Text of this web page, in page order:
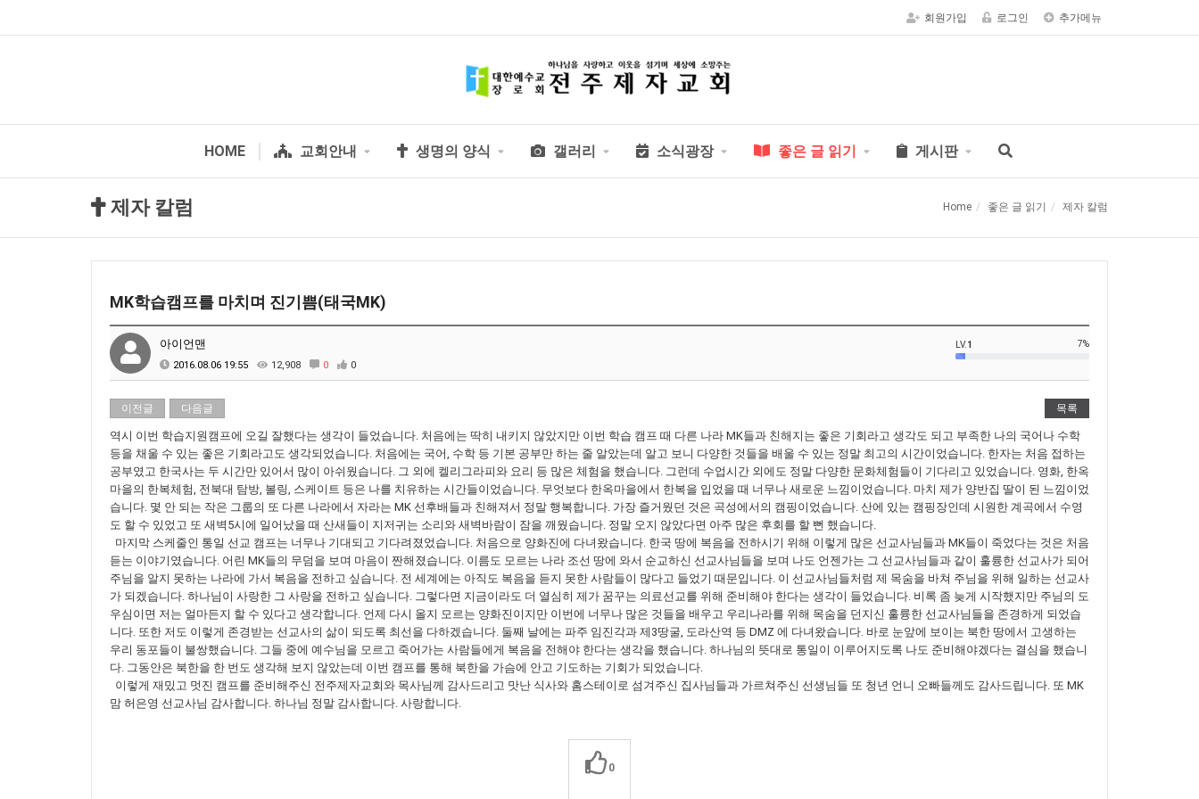
회원가입 로그인 추가메뉴
HOME 교회안내 생명의 양식 갤러리 소식광장 좋은 글 읽기 게시판
제자 칼럼 Home 좋은 글 읽기 제자 칼럼
MK학습캠프를 마치며 진기쁨(태국MK)
아이언맨
2016.08.06 19:55 12,908 0 0
LV.1 7%
이전글 다음글 목록
역시 이번 학습지원캠프에 오길 잘했다는 생각이 들었습니다. 처음에는 딱히 내키지 않았지만 이번 학습 캠프 때 다른 나라 MK들과 친해지는 좋은 기회라고 생각도 되고 부족한 나의 국어나 수학
등을 채울 수 있는 좋은 기회라고도 생각되었습니다. 처음에는 국어, 수학 등 기본 공부만 하는 줄 알았는데 알고 보니 다양한 것들을 배울 수 있는 정말 최고의 시간이었습니다. 한자는 처음 접하는
공부였고 한국사는 두 시간만 있어서 많이 아쉬웠습니다. 그 외에 켈리그라피와 요리 등 많은 체험을 했습니다. 그런데 수업시간 외에도 정말 다양한 문화체험들이 기다리고 있었습니다. 영화, 한옥
마을의 한복체험, 전북대 탐방, 볼링, 스케이트 등은 나를 치유하는 시간들이었습니다. 무엇보다 한옥마을에서 한복을 입었을 때 너무나 새로운 느낌이었습니다. 마치 제가 양반집 딸이 된 느낌이었
습니다. 몇 안 되는 작은 그룹의 또 다른 나라에서 자라는 MK 선후배들과 친해져서 정말 행복합니다. 가장 즐거웠던 것은 곡성에서의 캠핑이었습니다. 산에 있는 캠핑장인데 시원한 계곡에서 수영
도 할 수 있었고 또 새벽5시에 일어났을 때 산새들이 지저귀는 소리와 새벽바람이 잠을 깨웠습니다. 정말 오지 않았다면 아주 많은 후회를 할 뻔 했습니다.
마지막 스케줄인 통일 선교 캠프는 너무나 기대되고 기다려졌었습니다. 처음으로 양화진에 다녀왔습니다. 한국 땅에 복음을 전하시기 위해 이렇게 많은 선교사님들과 MK들이 죽었다는 것은 처음
듣는 이야기였습니다. 어린 MK들의 무덤을 보며 마음이 짠해졌습니다. 이름도 모르는 나라 조선 땅에 와서 순교하신 선교사님들을 보며 나도 언젠가는 그 선교사님들과 같이 훌륭한 선교사가 되어
주님을 알지 못하는 나라에 가서 복음을 전하고 싶습니다. 전 세계에는 아직도 복음을 듣지 못한 사람들이 많다고 들었기 때문입니다. 이 선교사님들처럼 제 목숨을 바쳐 주님을 위해 일하는 선교사
가 되겠습니다. 하나님이 사랑한 그 사랑을 전하고 싶습니다. 그렇다면 지금이라도 더 열심히 제가 꿈꾸는 의료선교를 위해 준비해야 한다는 생각이 들었습니다. 비록 좀 늦게 시작했지만 주님의 도
우심이면 저는 얼마든지 할 수 있다고 생각합니다. 언제 다시 올지 모르는 양화진이지만 이번에 너무나 많은 것들을 배우고 우리나라를 위해 목숨을 던지신 훌륭한 선교사님들을 존경하게 되었습
니다. 또한 저도 이렇게 존경받는 선교사의 삶이 되도록 최선을 다하겠습니다. 둘째 날에는 파주 임진각과 제3땅굴, 도라산역 등 DMZ 에 다녀왔습니다. 바로 눈앞에 보이는 북한 땅에서 고생하는
우리 동포들이 불쌍했습니다. 그들 중에 예수님을 모르고 죽어가는 사람들에게 복음을 전해야 한다는 생각을 했습니다. 하나님의 뜻대로 통일이 이루어지도록 나도 준비해야겠다는 결심을 했습니
다. 그동안은 북한을 한 번도 생각해 보지 않았는데 이번 캠프를 통해 북한을 가슴에 안고 기도하는 기회가 되었습니다.
이렇게 재밌고 멋진 캠프를 준비해주신 전주제자교회와 목사님께 감사드리고 맛난 식사와 홈스테이로 섬겨주신 집사님들과 가르쳐주신 선생님들 또 청년 언니 오빠들께도 감사드립니다. 또 MK
맘 허은영 선교사님 감사합니다. 하나님 정말 감사합니다. 사랑합니다.
0